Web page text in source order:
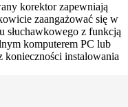
korektor zapewniają
zaangażować się w
słuchawkowego z funkcją
komputerem PC lub
konieczności instalowania